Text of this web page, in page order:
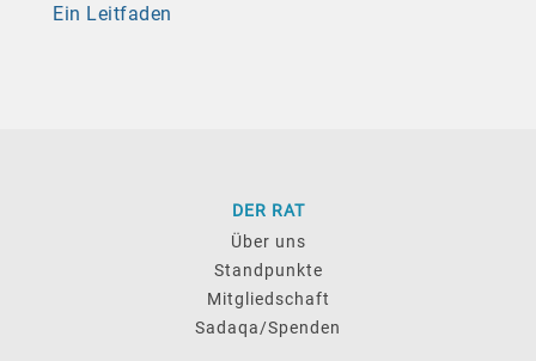
Ein Leitfaden
DER RAT
Über uns
Standpunkte
Mitgliedschaft
Sadaqa/Spenden